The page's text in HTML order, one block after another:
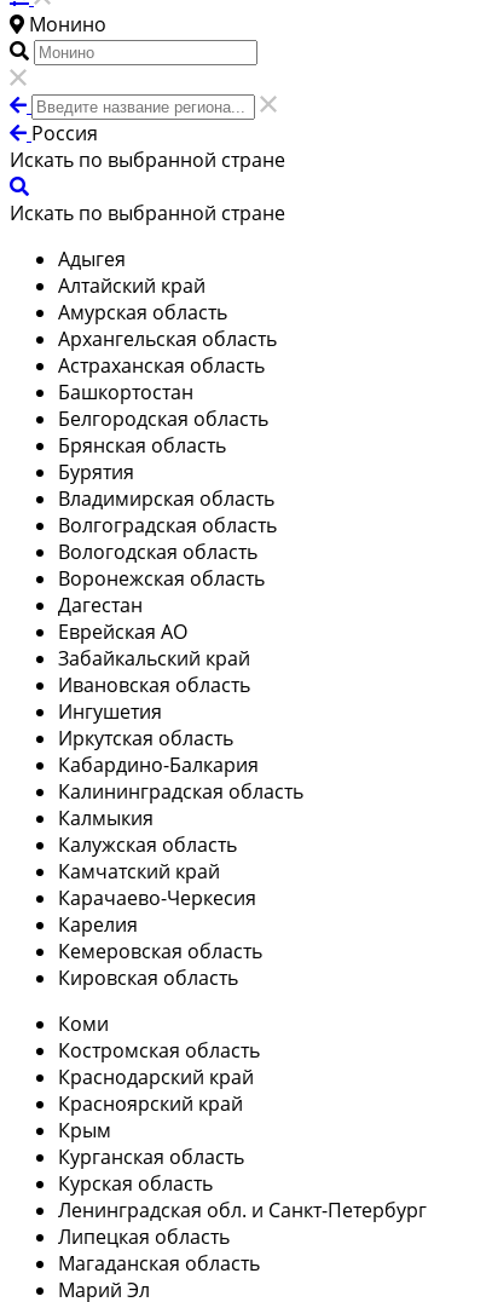
Монино
Россия
Искать по выбранной стране
Искать по выбранной стране
Адыгея
Алтайский край
Амурская область
Архангельская область
Астраханская область
Башкортостан
Белгородская область
Брянская область
Бурятия
Владимирская область
Волгоградская область
Вологодская область
Воронежская область
Дагестан
Еврейская АО
Забайкальский край
Ивановская область
Ингушетия
Иркутская область
Кабардино-Балкария
Калининградская область
Калмыкия
Калужская область
Камчатский край
Карачаево-Черкесия
Карелия
Кемеровская область
Кировская область
Коми
Костромская область
Краснодарский край
Красноярский край
Крым
Курганская область
Курская область
Ленинградская обл. и Санкт-Петербург
Липецкая область
Магаданская область
Марий Эл